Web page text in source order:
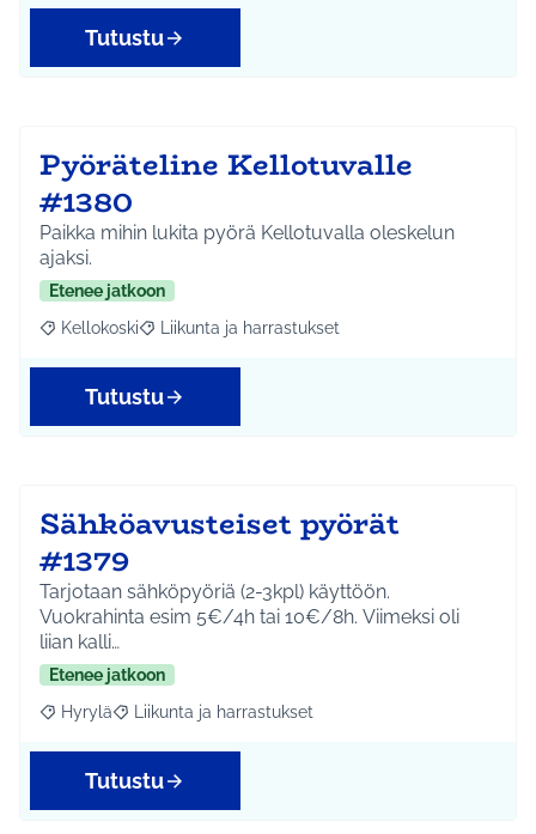
Tutustu
Pyöräteline Kellotuvalle
#1380
Paikka mihin lukita pyörä Kellotuvalla oleskelun
ajaksi.
Etenee jatkoon
Rajaa tulokset aihepiirin mukaan: Kellokoski
Kellokoski Rajaa tulokset teeman mukaan: Liikunta ja
Liikunta ja harrastukset
Tutustu
Sähköavusteiset pyörät
#1379
Tarjotaan sähköpyöriä (2-3kpl) käyttöön.
Vuokrahinta esim 5€/4h tai 10€/8h. Viimeksi oli
liian kalli…
Etenee jatkoon
Rajaa tulokset aihepiirin mukaan: Hyrylä
Hyrylä Rajaa tulokset teeman mukaan: Liikunta ja
Liikunta ja harrastukset
Tutustu